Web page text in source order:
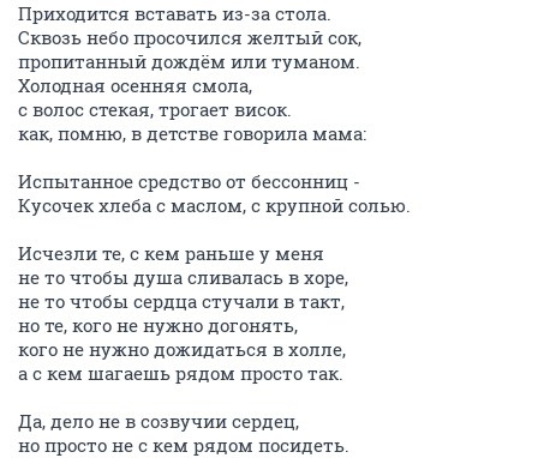
Приходится вставать из-за стола.
Сквозь небо просочился желтый сок,
пропитанный дождём или туманом.
Холодная осенняя смола,
с волос стекая, трогает висок.
как, помню, в детстве говорила мама:
Испытанное средство от бессонниц -
Кусочек хлеба с маслом, с крупной солью.
Исчезли те, с кем раньше у меня
не то чтобы душа сливалась в хоре,
не то чтобы сердца стучали в такт,
но те, кого не нужно догонять,
кого не нужно дожидаться в холле,
а с кем шагаешь рядом просто так.
Да, дело не в созвучии сердец,
но просто не с кем рядом посидеть.